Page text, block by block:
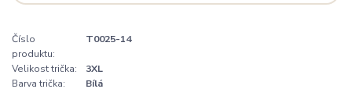
Číslo
produktu:
T0025-14
Velikost trička:
3XL
Barva trička:
Bílá